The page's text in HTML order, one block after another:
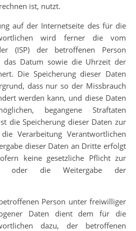
ist, nutzt.
auf der Internetseite des für die
wird ferner die vom
(ISP) der betroffenen Person
das Datum sowie die Uhrzeit der
Die Speicherung dieser Daten
dass nur so der Missbrauch
werden kann, und diese Daten
begangene Straftaten
die Speicherung dieser Daten zur
Verarbeitung Verantwortlichen
dieser Daten an Dritte erfolgt
keine gesetzliche Pflicht zur
oder die Weitergabe der
Person unter freiwilliger
Daten dient dem für die
dazu, der betroffenen